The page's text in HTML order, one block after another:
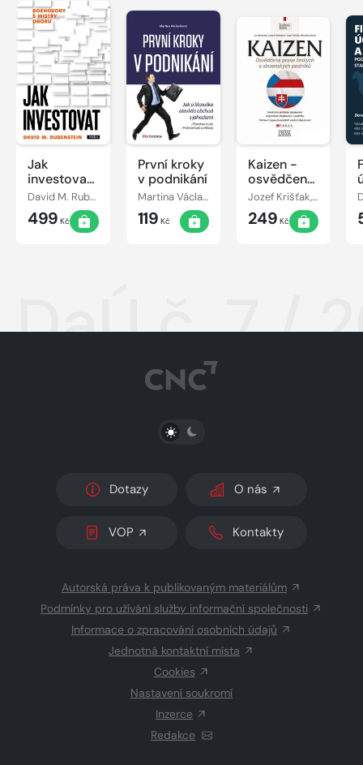
Jak
investovat:
Rozhovory
s mistry
oboru
David M. Rubenstein
499 Kč
První kroky
v podnikání
Martina Václavíková
119 Kč
Kaizen -
osvědčená
praxe
českých a
slovenských
podniků
Jozef Krišťak, Ľudovít Boledovič, Miroslav Marek, Ján Košturiak
249 Kč
DaÚ č. 7 /
PŘEPNOUT SVĚTLÝ/TMAVÝ REŽIM
Dotazy O nás
VOP Kontakty
Autorská práva k publikovaným materiálům
Podmínky pro užívání služby informační společnosti
Informace o zpracování osobních údajů
Jednotná kontaktní místa
Cookies
Nastavení soukromí
Inzerce
Redakce